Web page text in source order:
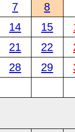
7
8
14 15
21 22
28 29